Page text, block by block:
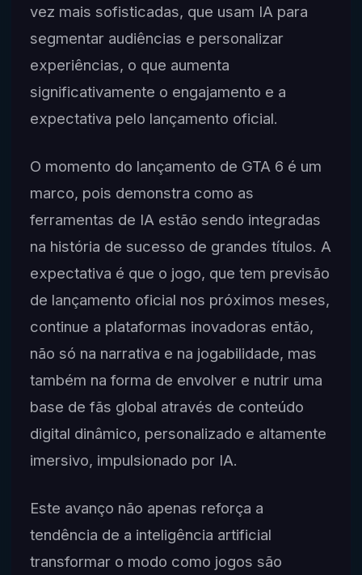
vez mais sofisticadas, que usam IA para
segmentar audiências e personalizar
experiências, o que aumenta
significativamente o engajamento e a
expectativa pelo lançamento oficial.
O momento do lançamento de GTA 6 é um
marco, pois demonstra como as
ferramentas de IA estão sendo integradas
na história de sucesso de grandes títulos. A
expectativa é que o jogo, que tem previsão
de lançamento oficial nos próximos meses,
continue a plataformas inovadoras então,
não só na narrativa e na jogabilidade, mas
também na forma de envolver e nutrir uma
base de fãs global através de conteúdo
digital dinâmico, personalizado e altamente
imersivo, impulsionado por IA.
Este avanço não apenas reforça a
tendência de a inteligência artificial
transformar o modo como jogos são